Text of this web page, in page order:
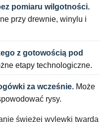
pomiaru wilgotności.
przy drewnie, winylu i
z gotowością pod
etapy technologiczne.
za wcześnie. Może
rysy.
świeżej wylewki twardą